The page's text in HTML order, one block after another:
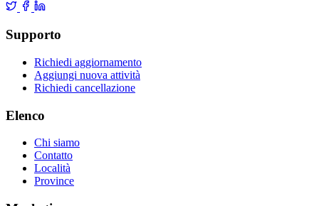
Supporto
Richiedi aggiornamento
Aggiungi nuova attività
Richiedi cancellazione
Elenco
Chi siamo
Contatto
Località
Province